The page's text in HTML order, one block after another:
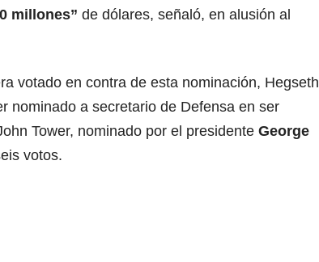
millones” de dólares, señaló, en alusión al
votado en contra de esta nominación, Hegseth
nominado a secretario de Defensa en ser
Tower, nominado por el presidente George
votos.